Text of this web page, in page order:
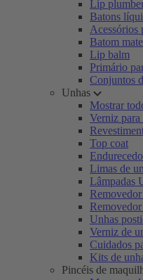
Lip
Batons
Acessórios
Batom mate
Lip balm
Primário
Conjuntos
Unhas
Mostrar
Verniz para
Top coat
Limas de
Lâmpadas
Unhas
Verniz de
Cuidados
Kits de
Pincéis de